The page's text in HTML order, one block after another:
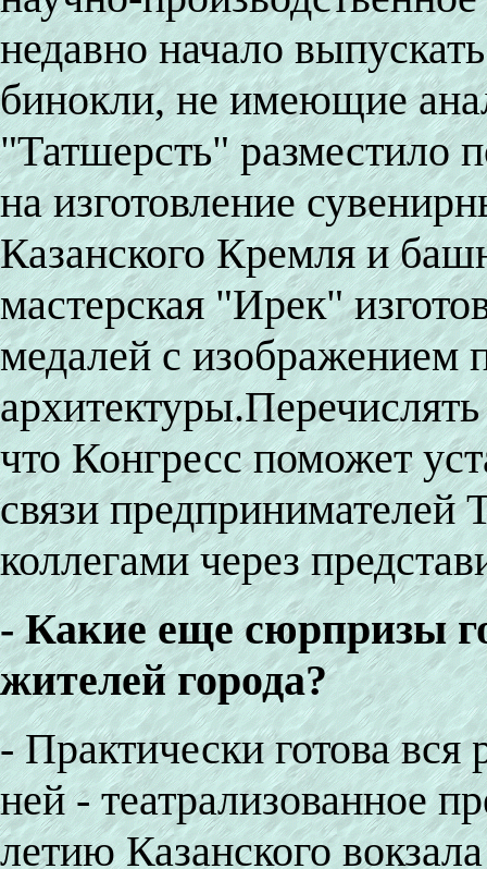
недавно начало
бинокли, не имеющие
"Татшерсть" разместило
на изготовление
Казанского Кремля и
мастерская "Ирек"
медалей с изображением
что Конгресс поможет
связи предпринимателей
коллегами через
- Какие еще сюрпризы
жителей города?
- Практически готова
ней - театрализованное
летию Казанского